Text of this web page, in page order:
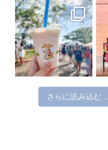
さらに読み込む...